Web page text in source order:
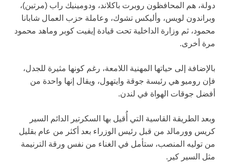
دولة، هم المحافظون روبرت باكلاند، ودومينيك راب (مرتين)،
وبراندون لويس، وأليكس تشوك، وعاملة حزب العمال شابانا
محمود، ثم وزارة الداخلية تحت قيادة إيفيت كوبر وماهد محمود
مرة أخرى.
بالإضافة إلى حياتها المهنية اللامعة، رغم كونها مثيرة للجدل،
فإن روميو هي رئيسة جوقة وايتهول، ويقال إنها واحدة من
أفضل جوقات الهواة في لندن.
وبعد الطريقة القاسية التي أُقيل بها السكرتير الدائم السير
كريس وورمالد من قبل رئيس الوزراء بعد أكثر من عام بقليل
من توليه المنصب، ستأمل في الغناء من نفس ورقة الترنيمة
مثل السير كير.